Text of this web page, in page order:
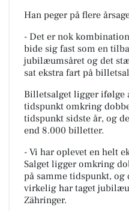
Han peger på flere
- Det er nok
bide sig fast som en
jubilæumsåret og det
sat ekstra fart på
Billetsalget ligger ifølge
tidspunkt omkring
tidspunkt sidste år, og
end 8.000 billetter.
- Vi har oplevet en helt
Salget ligger omkring
på samme tidspunkt,
virkelig har taget
Zähringer.